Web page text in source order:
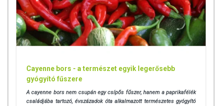
Cayenne bors - a természet egyik legerősebb
gyógyító fűszere
A cayenne bors nem csupán egy csípős fűszer, hanem a paprikafélék
családjába tartozó, évszázadok óta alkalmazott természetes gyógyító